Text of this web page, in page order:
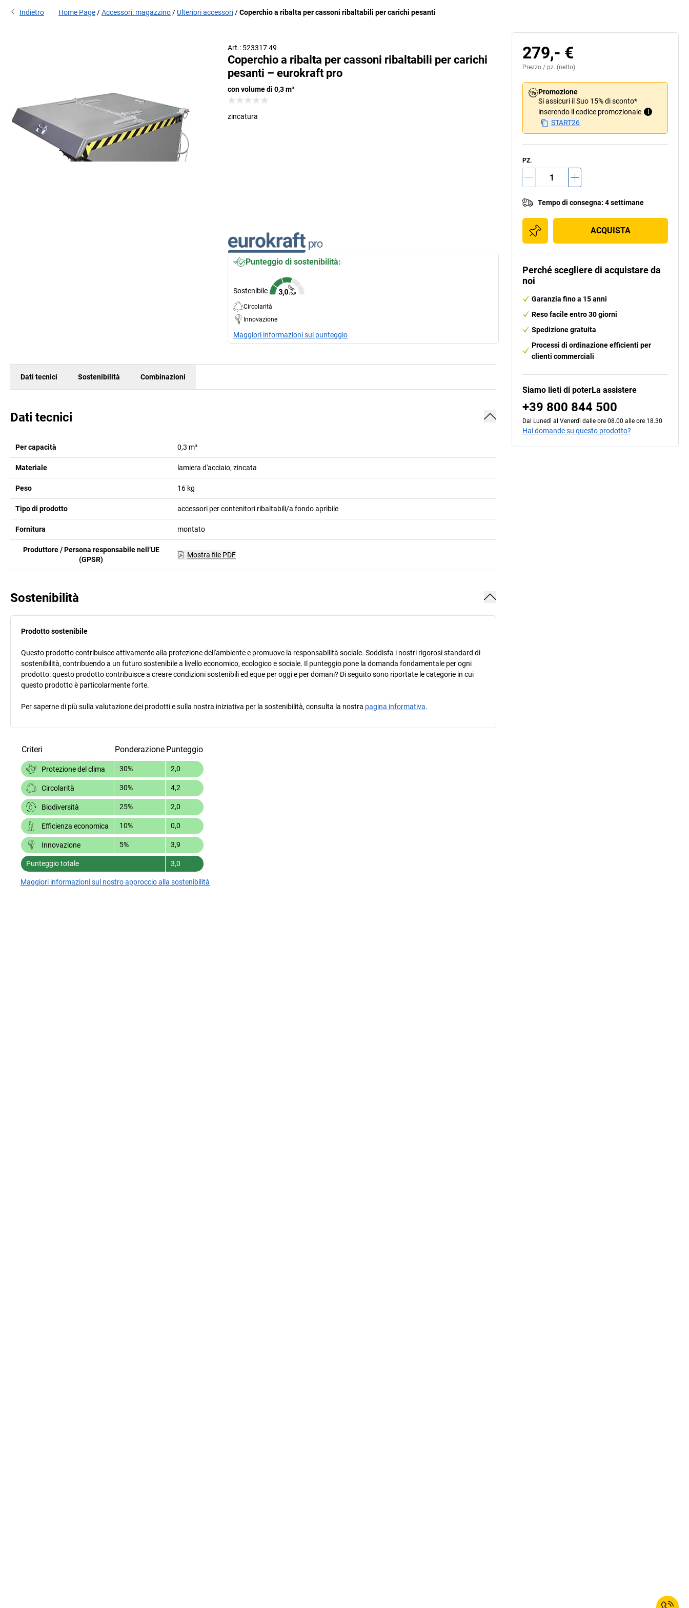
Indietro Home Page Accessori: magazzino Ulteriori accessori Coperchio a ribalta per cassoni ribaltabili per carichi pesanti
Art.: 523317 49
Coperchio a ribalta per cassoni ribaltabili per carichi
pesanti – eurokraft pro
con volume di 0,3 m³
zincatura
Punteggio di sostenibilità:
Sostenibile
Circolarità
Innovazione
Maggiori informazioni sul punteggio
Dati tecnici Sostenibilità Combinazioni
Dati tecnici
Per capacità 0,3 m³
Materiale lamiera d'acciaio, zincata
Peso 16 kg
Tipo di prodotto accessori per contenitori ribaltabili/a fondo apribile
Fornitura montato
Produttore / Persona responsabile nell’UE
(GPSR)
Mostra file PDF
Sostenibilità
Prodotto sostenibile
Questo prodotto contribuisce attivamente alla protezione dell'ambiente e promuove la responsabilità sociale. Soddisfa i nostri rigorosi standard di
sostenibilità, contribuendo a un futuro sostenibile a livello economico, ecologico e sociale. Il punteggio pone la domanda fondamentale per ogni
prodotto: questo prodotto contribuisce a creare condizioni sostenibili ed eque per oggi e per domani? Di seguito sono riportate le categorie in cui
questo prodotto è particolarmente forte.
Per saperne di più sulla valutazione dei prodotti e sulla nostra iniziativa per la sostenibilità, consulta la nostra pagina informativa.
Criteri Ponderazione Punteggio
Protezione del clima 30% 2,0
Circolarità 30% 4,2
Biodiversità 25% 2,0
Efficienza economica 10% 0,0
Innovazione 5% 3,9
Punteggio totale 3,0
Maggiori informazioni sul nostro approccio alla sostenibilità
279,- €
Prezzo / pz. (netto)
Promozione
Si assicuri il Suo 15% di sconto*
inserendo il codice promozionale
i
START26
PZ.
Tempo di consegna: 4 settimane
ACQUISTA
Perché scegliere di acquistare da
noi
Garanzia fino a 15 anni
Reso facile entro 30 giorni
Spedizione gratuita
Processi di ordinazione efficienti per
clienti commerciali
Siamo lieti di poterLa assistere
+39 800 844 500
Dal Lunedì al Venerdì dalle ore 08.00 alle ore 18.30
Hai domande su questo prodotto?